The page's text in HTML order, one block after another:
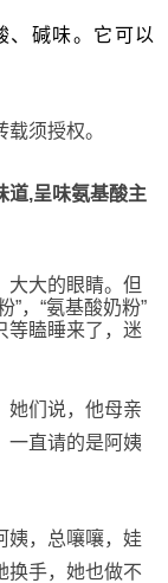
、碱味。它可以
须授权。
道,呈味氨基酸主
大大的眼睛。但
”，“氨基酸奶粉”
等瞌睡来了，迷
她们说，他母亲
一直请的是阿姨
姨，总嚷嚷，娃
换手，她也做不